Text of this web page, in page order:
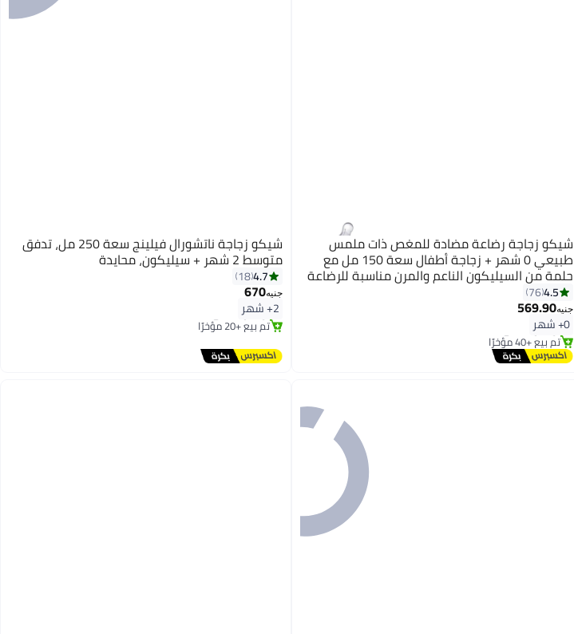
شيكو زجاجة رضاعة مضادة للمغص ذات ملمس
طبيعي 0 شهر + زجاجة أطفال سعة 150 مل مع
حلمة من السيليكون الناعم والمرن مناسبة للرضاعة
الطبيعية المختلطة وتدفق بطيء
4.5
76
جنيه569.90
0+ شهر#6 في زجاجات الرضاعة
توصيل مجاني
تم بيع +40 مؤخرًا
#6 في زجاجات الرضاعة
شيكو زجاجة ناتشورال فيلينج سعة 250 مل، تدفق
متوسط 2 شهر + سيليكون، محايدة
4.7
18
جنيه670
2+ شهر #13 في زجاجات الرضاعة
توصيل مجاني
تم بيع +20 مؤخرًا
#13 في زجاجات الرضاعة